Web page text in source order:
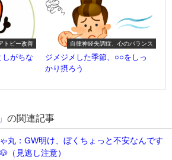
トピー改善
しがちな
自律神経失調症、心のバランス
ジメジメした季節、○○をしっ
かり摂ろう
の関連記事
丸：GW明け、ぼくちょっと不安なんです
（見逃し注意）